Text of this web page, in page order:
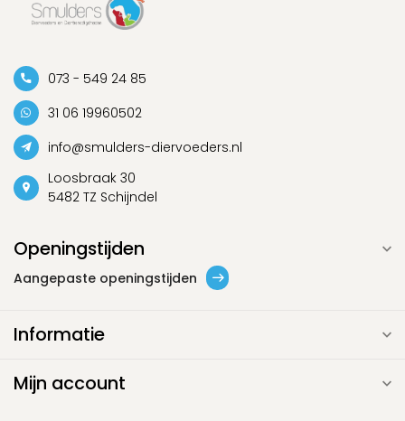
073 - 549 24 85
31 06 19960502
info@smulders-diervoeders.nl
Loosbraak 30
5482 TZ Schijndel
Openingstijden
Aangepaste openingstijden
Informatie
Mijn account